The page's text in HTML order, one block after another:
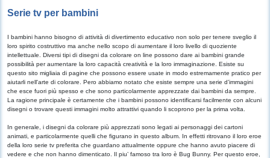
Serie tv per bambini
I bambini hanno bisogno di attività di divertimento educativo non solo per tenere sveglio il
loro spirito costruttivo ma anche nello scopo di aumentare il loro livello di quoziente
intellettuale. Diversi tipi di disegni da colorare on line possono dare ai bambini grande
possibilità per aumentare la loro capacità creatività e la loro immaginazione. Esiste su
questo sito migliaia di pagine che possono essere usate in modo estremamente pratico per
aiutarli nell'arte di colorare. Pero abbiamo notato che esiste sempre una serie d’immagini
che esce fuori più spesso e che sono particolarmente apprezzate dai bambini da sempre.
La ragione principale è certamente che i bambini possono identificarsi facilmente con alcuni
disegni o trovare questi immagini molto attrattivi quando li scoprono per la prima volta.
In generale, i disegni da colorare più apprezzati sono legati ai personaggi dei cartoni
animati, e particolarmente quelli che figurano in questo album. In effetti ritrovano il loro eroe
della loro serie tv preferita che guardano attualmente oppure che hanno avuto piacere di
vedere e che non hanno dimenticato. Il piu’ famoso tra loro è Bug Bunny. Per questo eroe,